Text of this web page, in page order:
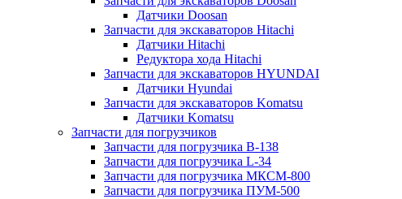
Датчики Doosan
Запчасти для экскаваторов Hitachi
Датчики Hitachi
Редуктора хода Hitachi
Запчасти для экскаваторов HYUNDAI
Датчики Hyundai
Запчасти для экскаваторов Komatsu
Датчики Komatsu
Запчасти для погрузчиков
Запчасти для погрузчика B-138
Запчасти для погрузчика L-34
Запчасти для погрузчика МКСМ-800
Запчасти для погрузчика ПУМ-500